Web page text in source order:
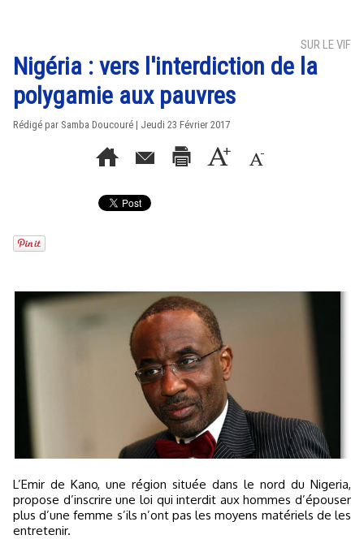
SUR LE VIF
Nigéria : vers l'interdiction de la
polygamie aux pauvres
Rédigé par Samba Doucouré | Jeudi 23 Février 2017
L’Emir de Kano, une région située dans le nord du Nigeria,
propose d’inscrire une loi qui interdit aux hommes d’épouser
plus d’une femme s’ils n’ont pas les moyens matériels de les
entretenir.